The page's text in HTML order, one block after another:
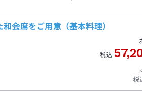
会席をご用意（基本料理）
税込
税